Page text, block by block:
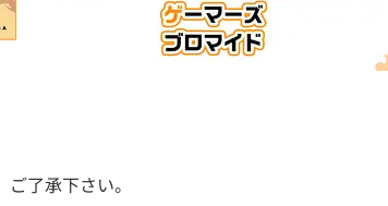
了承下さい。